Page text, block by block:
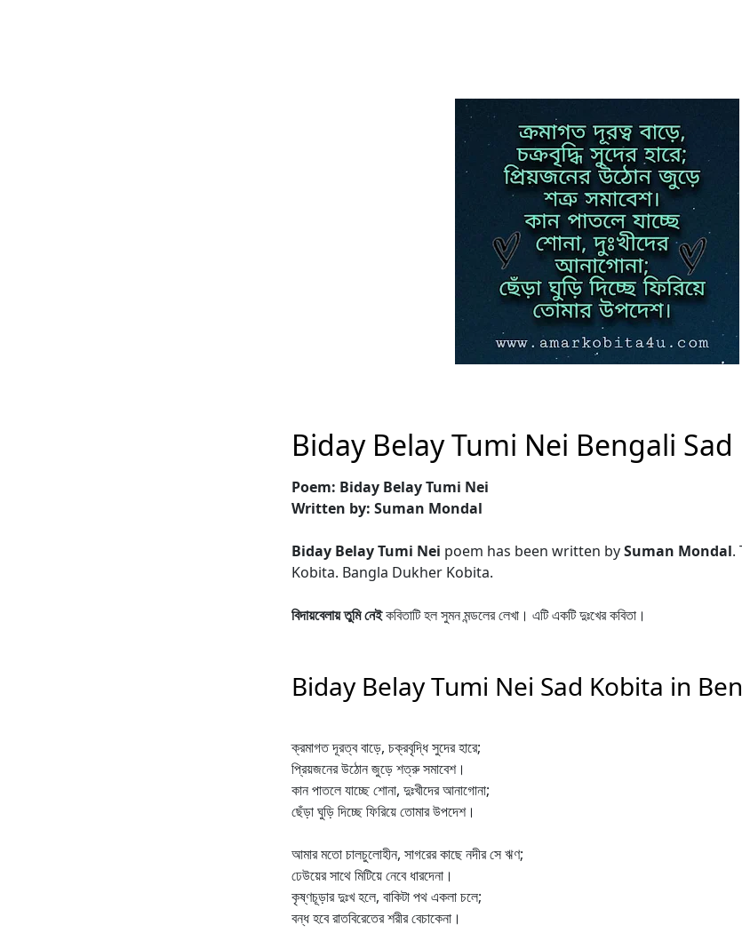
Biday Belay Tumi Nei Bengali Sad
Poem: Biday Belay Tumi Nei
Written by: Suman Mondal
Biday Belay Tumi Nei poem has been written bySuman Mondal.
Kobita. Bangla Dukher Kobita.
বিদায়বেলায় তুমি নেইকবিতাটি হল সুমন মন্ডলের লেখা। এটি একটি দুঃখের কবিতা।
Biday Belay Tumi Nei Sad Kobita in
ক্রমাগত দূরত্ব বাড়ে, চক্রবৃদ্ধি সুদের হারে;
প্রিয়জনের উঠোন জুড়ে শত্রু সমাবেশ।
কান পাতলে যাচ্ছে শোনা, দুঃখীদের আনাগোনা;
ছেঁড়া ঘুড়ি দিচ্ছে ফিরিয়ে তোমার উপদেশ।
আমার মতো চালচুলোহীন, সাগরের কাছে নদীর সে ঋণ;
ঢেউয়ের সাথে মিটিয়ে নেবে ধারদেনা।
কৃষ্ণচূড়ার দুঃখ হলে, বাকিটা পথ একলা চলে;
বন্ধ হবে রাতবিরেতের শরীর বেচাকেনা।